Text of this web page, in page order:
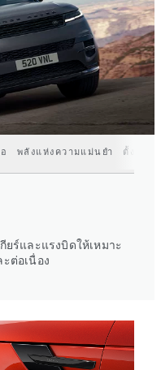
พลังแห่งความแม่นยำ ตั้งค่าทุ
ยร์และแรงบิดให้เหมาะ
ต่อเนื่อง